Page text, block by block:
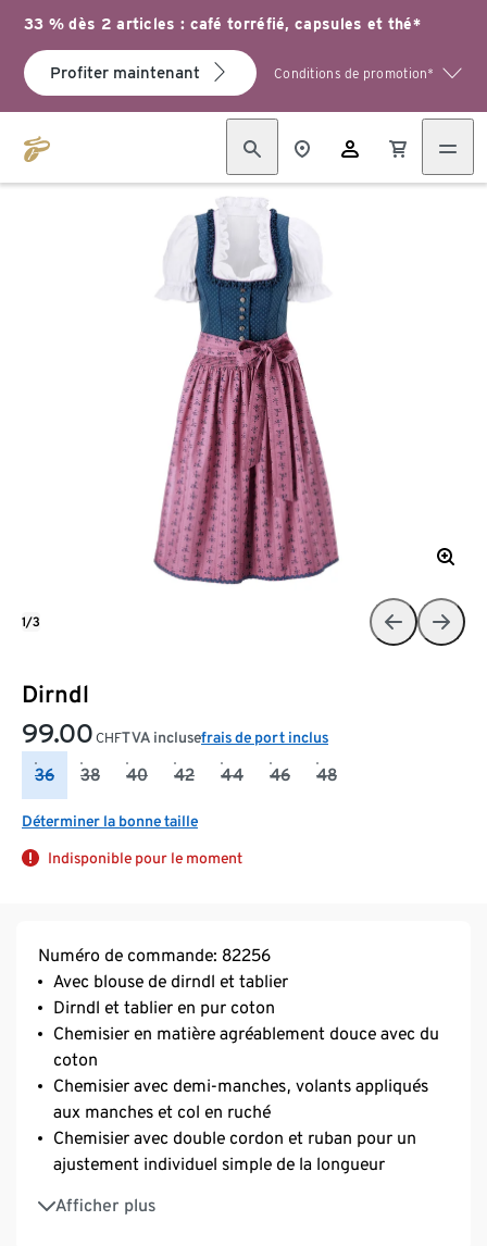
33 % dès 2 articles : café torréfié, capsules et thé*
Profiter maintenant Conditions de promotion*
Dirndl
99.00 CHFTVA inclusefrais de port inclus
36 38 40 42 44 46 48
Déterminer la bonne taille
Indisponible pour le moment
1/3
Numéro de commande: 82256
Avec blouse de dirndl et tablier
Dirndl et tablier en pur coton
Chemisier en matière agréablement douce avec du
coton
Chemisier avec demi-manches, volants appliqués
aux manches et col en ruché
Chemisier avec double cordon et ruban pour un
ajustement individuel simple de la longueur
Afficher plus
Tablier à imprimé décoratif – avec bordure
décorative de couleur contrastée en bas et au-